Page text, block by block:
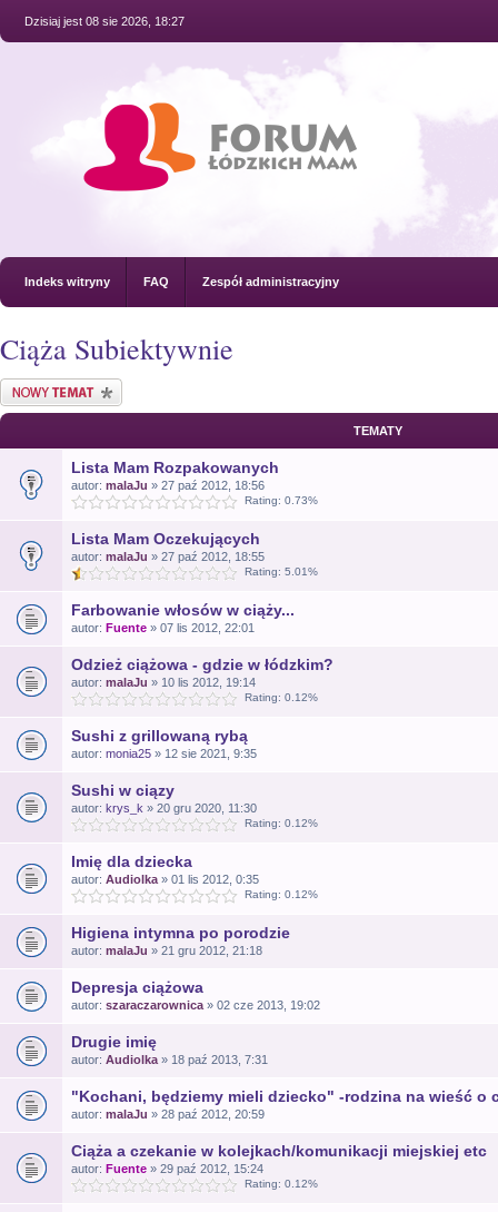
Dzisiaj jest 08 sie 2026, 18:27
Indeks witryny FAQ Zespół administracyjny
Ciąża Subiektywnie
Nowy temat
TEMATY
Lista Mam Rozpakowanych
autor: malaJu » 27 paź 2012, 18:56
Rating: 0.73%
Lista Mam Oczekujących
autor: malaJu » 27 paź 2012, 18:55
Rating: 5.01%
Farbowanie włosów w ciąży...
autor: Fuente » 07 lis 2012, 22:01
Odzież ciążowa - gdzie w łódzkim?
autor: malaJu » 10 lis 2012, 19:14
Rating: 0.12%
Sushi z grillowaną rybą
autor: monia25 » 12 sie 2021, 9:35
Sushi w ciązy
autor: krys_k » 20 gru 2020, 11:30
Rating: 0.12%
Imię dla dziecka
autor: Audiolka » 01 lis 2012, 0:35
Rating: 0.12%
Higiena intymna po porodzie
autor: malaJu » 21 gru 2012, 21:18
Depresja ciążowa
autor: szaraczarownica » 02 cze 2013, 19:02
Drugie imię
autor: Audiolka » 18 paź 2013, 7:31
"Kochani, będziemy mieli dziecko" -rodzina na wieść o
autor: malaJu » 28 paź 2012, 20:59
Ciąża a czekanie w kolejkach/komunikacji miejskiej etc
autor: Fuente » 29 paź 2012, 15:24
Rating: 0.12%